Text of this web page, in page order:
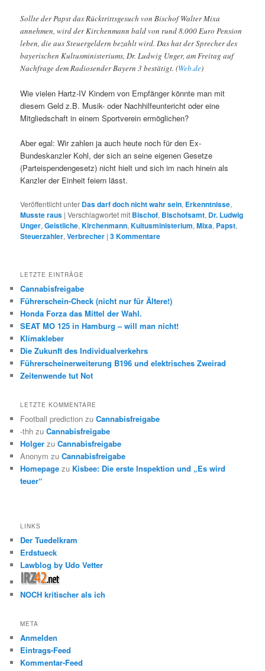
Sollte der Papst das Rücktrittsgesuch von Bischof Walter Mixa
annehmen, wird der Kirchenmann bald von rund 8.000 Euro Pension
leben, die aus Steuergeldern bezahlt wird. Das hat der Sprecher des
bayerischen Kultusministeriums, Dr. Ludwig Unger, am Freitag auf
Nachfrage dem Radiosender Bayern 3 bestätigt. (Web.de)
Wie vielen Hartz-IV Kindern von Empfänger könnte man mit
diesem Geld z.B. Musik- oder Nachhilfeuntericht oder eine
Mitgliedschaft in einem Sportverein ermöglichen?
Aber egal: Wir zahlen ja auch heute noch für den Ex-
Bundeskanzler Kohl, der sich an seine eigenen Gesetze
(Parteispendengesetz) nicht hielt und sich im nach hinein als
Kanzler der Einheit feiern lässt.
Veröffentlicht unter Das darf doch nicht wahr sein, Erkenntnisse,
Musste raus |Verschlagwortet mit Bischof, Bischofsamt, Dr. Ludwig
Unger,Geistliche,Kirchenmann,Kultusministerium,Mixa, Papst,
Steuerzahler,Verbrecher |3Kommentare
LETZTE EINTRÄGE
Cannabisfreigabe
Führerschein-Check (nicht nur für Ältere!)
Honda Forza das Mittel der Wahl.
SEAT MO 125 in Hamburg – will man nicht!
Klimakleber
Die Zukunft des Individualverkehrs
Führerscheinerweiterung B196 und elektrisches Zweirad
Zeitenwende tut Not
LETZTE KOMMENTARE
Football prediction zuCannabisfreigabe
-thh zuCannabisfreigabe
Holger zuCannabisfreigabe
Anonym zuCannabisfreigabe
Homepage zu Kisbee: Die erste Inspektion und „Es wird
teuer“
LINKS
Der Tuedelkram
Erdstueck
Lawblog by Udo Vetter
NOCH kritischer als ich
META
Anmelden
Eintrags-Feed
Kommentar-Feed